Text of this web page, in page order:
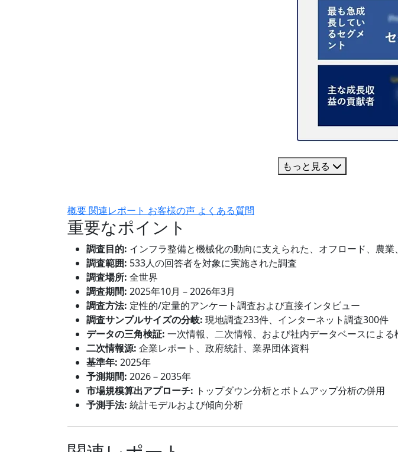
もっと見る
概要関連レポート お客様の声 よくある質問
重要なポイント
調査目的: インフラ整備と機械化の動向に支えられた、オフロード、農
調査範囲: 533人の回答者を対象に実施された調査
調査場所: 全世界
調査期間: 2025年10月 – 2026年3月
調査方法: 定性的/定量的アンケート調査および直接インタビュー
調査サンプルサイズの分岐: 現地調査233件、インターネット調査300件
データの三角検証: 一次情報、二次情報、および社内データベースによる
二次情報源: 企業レポート、政府統計、業界団体資料
基準年: 2025年
予測期間: 2026－2035年
市場規模算出アプローチ: トップダウン分析とボトムアップ分析の併用
予測手法: 統計モデルおよび傾向分析